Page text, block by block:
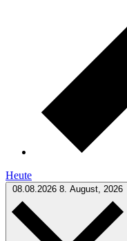
Heute
08.08.2026 8. August, 2026